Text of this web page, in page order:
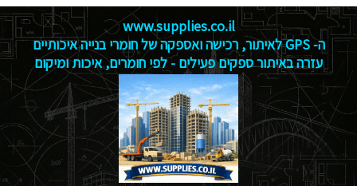
www.supplies.co.il
ה‑ GPS לאיתור, רכישה ואספקה של חומרי בנייה איכותיים
עזרה באיתור ספקים פעילים - לפי חומרים, איכות ומיקום